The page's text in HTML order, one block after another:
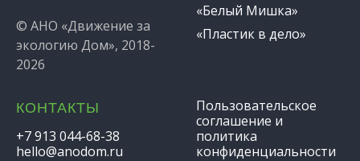
© АНО «Движение за
экологию Дом», 2018-
2026
«Белый Мишка»
«Пластик в дело»
КОНТАКТЫ
+7 913 044-68-38
hello@anodom.ru
Пользовательское
соглашение и
политика
конфиденциальности